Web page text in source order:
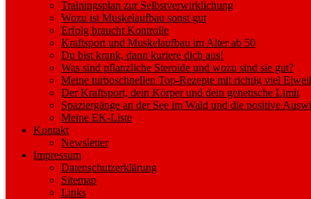
Trainingsplan zur Selbstverwirklichung
Wozu ist Muskelaufbau sonst gut
Erfolg braucht Kontrolle
Kraftsport und Muskelaufbau im Alter ab 50
Du bist krank, dann kuriere dich aus!
Was sind pflanzliche Steroide und wozu sind sie gut?
Meine turboschnellen Top-Rezepte mit richtig viel
Der Kraftsport, dein Körper und dein genetische Limit
Spaziergänge an der See im Wald und die positive
Meine EK-Liste
Kontakt
Newsletter
Impressum
Datenschutzerklärung
Sitemap
Links